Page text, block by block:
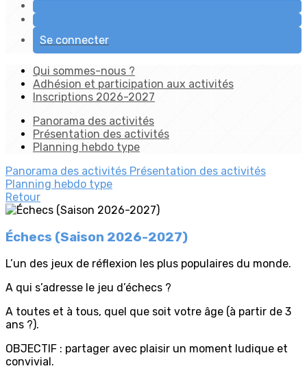
Se connecter
Qui sommes-nous ?
Adhésion et participation aux activités
Inscriptions 2026-2027
Panorama des activités
Présentation des activités
Planning hebdo type
Panorama des activités Présentation des activités
Planning hebdo type
Retour
Échecs (Saison 2026-2027)
L’un des jeux de réflexion les plus populaires du monde.
A qui s’adresse le jeu d’échecs ?
A toutes et à tous, quel que soit votre âge (à partir de 3
ans ?).
OBJECTIF : partager avec plaisir un moment ludique et
convivial.